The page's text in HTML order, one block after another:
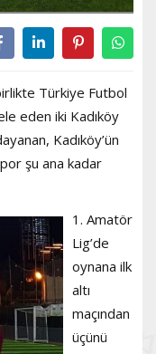
Türkiye Futbol
eden iki Kadıköy
Kadıköy’ün
şu ana kadar
1. Amatör
Lig’de
oynana ilk
altı
maçından
üçünü